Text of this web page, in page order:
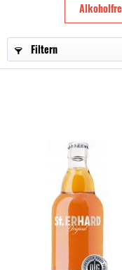
Filtern